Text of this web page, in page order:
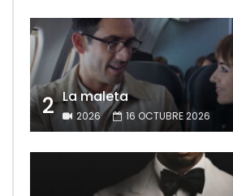
2 La maleta
2026 16 OCTUBRE 2026